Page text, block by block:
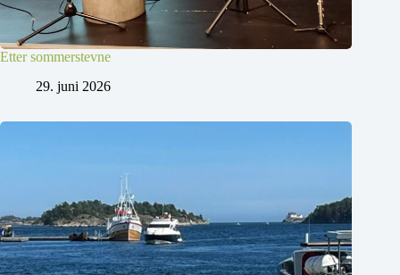
Etter sommerstevne
29. juni 2026